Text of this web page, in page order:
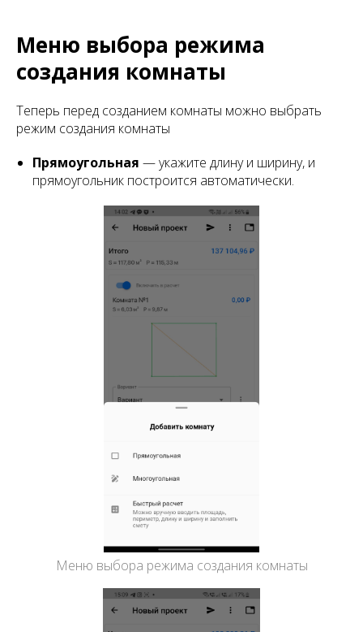
Меню выбора режима
создания комнаты
Теперь перед созданием комнаты можно выбрать
режим создания комнаты
Прямоугольная — укажите длину и ширину, и
прямоугольник построится автоматически.
Меню выбора режима создания комнаты